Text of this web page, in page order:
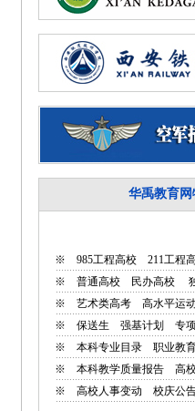
华禹教育
※ 985工程高校 211工程
※ 普通高校 民办高校
※ 艺术类高考 高水平运
※ 保送生 强基计划
专
※ 本科专业目录
职业教
※ 本科教学质量报告
高
※ 高校人事变动 校庆公